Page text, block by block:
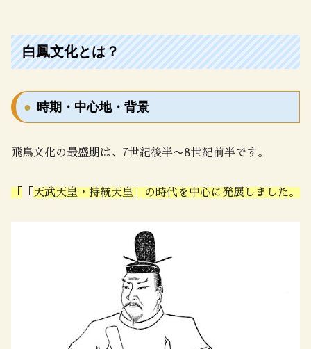
白鳳文化とは？
時期・中心地・背景
飛鳥文化の最盛期は、7世紀後半〜8世紀前半です。
「 「 天武天皇・持統天皇」の時代を中心に発展しました。